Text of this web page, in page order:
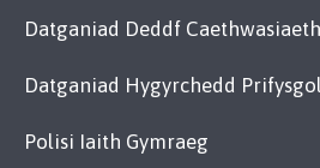
Datganiad Deddf
Datganiad Hygyrchedd
Polisi Iaith Gymraeg